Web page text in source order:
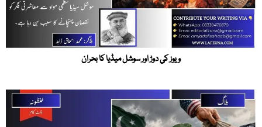
ویوز کی دوڑ اور سوشل میڈیا کا بحران